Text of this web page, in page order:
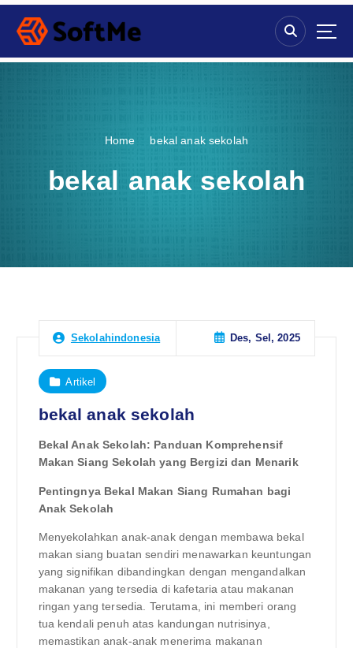
S
p
Home bekal anak sekolah
bekal anak sekolah
Sekolahindonesia Des, Sel, 2025
Artikel
bekal anak sekolah
Bekal Anak Sekolah: Panduan Komprehensif
Makan Siang Sekolah yang Bergizi dan Menarik
Pentingnya Bekal Makan Siang Rumahan bagi
Anak Sekolah
Menyekolahkan anak-anak dengan membawa bekal
makan siang buatan sendiri menawarkan keuntungan
yang signifikan dibandingkan dengan mengandalkan
makanan yang tersedia di kafetaria atau makanan
ringan yang tersedia. Terutama, ini memberi orang
tua kendali penuh atas kandungan nutrisinya,
memastikan anak-anak menerima makanan